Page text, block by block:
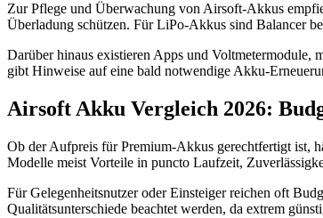
Zur Pflege und Überwachung von Airsoft-Akkus
Überladung schützen. Für LiPo-Akkus sind Balancer
Darüber hinaus existieren Apps und Voltmetermodule,
gibt Hinweise auf eine bald notwendige Akku-
Airsoft Akku Vergleich 2026:
Ob der Aufpreis für Premium-Akkus gerechtfertigt ist,
Modelle meist Vorteile in puncto Laufzeit,
Für Gelegenheitsnutzer oder Einsteiger reichen oft
Qualitätsunterschiede beachtet werden, da extrem